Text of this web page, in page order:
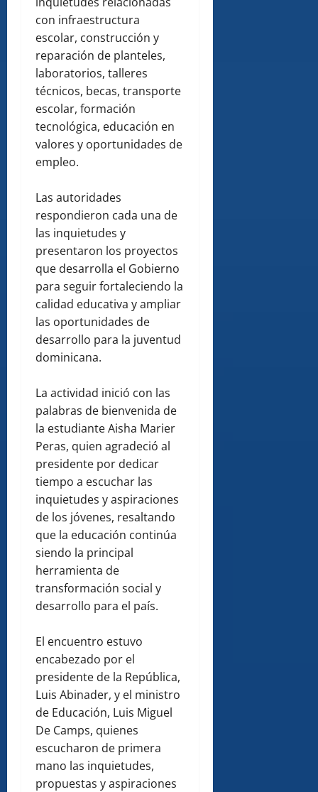
con infraestructura
escolar, construcción y
reparación de planteles,
laboratorios, talleres
técnicos, becas, transporte
escolar, formación
tecnológica, educación en
valores y oportunidades de
empleo.
Las autoridades
respondieron cada una de
las inquietudes y
presentaron los proyectos
que desarrolla el Gobierno
para seguir fortaleciendo la
calidad educativa y ampliar
las oportunidades de
desarrollo para la juventud
dominicana.
La actividad inició con las
palabras de bienvenida de
la estudiante Aisha Marier
Peras, quien agradeció al
presidente por dedicar
tiempo a escuchar las
inquietudes y aspiraciones
de los jóvenes, resaltando
que la educación continúa
siendo la principal
herramienta de
transformación social y
desarrollo para el país.
El encuentro estuvo
encabezado por el
presidente de la República,
Luis Abinader, y el ministro
de Educación, Luis Miguel
De Camps, quienes
escucharon de primera
mano las inquietudes,
propuestas y aspiraciones